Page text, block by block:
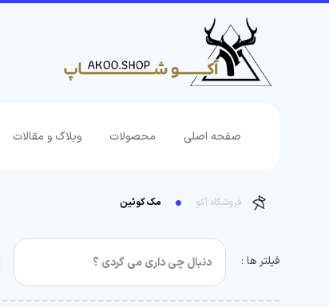
صفحه اصلی محصولات وبلاگ و مقالات
فروشگاه آکو مک کوئین
فیلتر ها :